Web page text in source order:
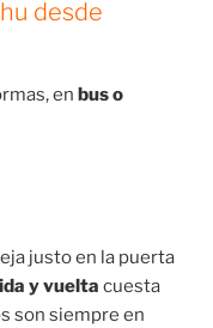
desde
en bus o
justo en la puerta
ida y vuelta cuesta
son siempre en